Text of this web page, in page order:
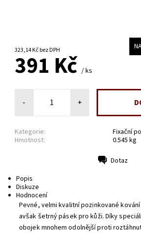
323,14 Kč bez DPH
391 Kč / ks
- +
Kategorie:
Fixační
Hmotnost:
0.545 kg
Dotaz
Popis
Diskuze
Hodnocení
Pevné, velmi kvalitní pozinkované
avšak šetrný pásek pro kůži. Díky
obojek mnohem odolnější proti